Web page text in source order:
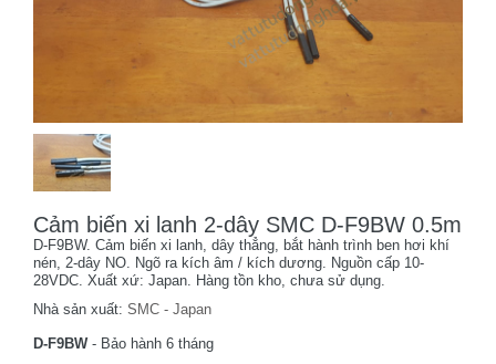
Cảm biến xi lanh 2-dây SMC D-F9BW 0.5m
D-F9BW. Cảm biến xi lanh, dây thẳng, bắt hành trình ben hơi khí
nén, 2-dây NO. Ngõ ra kích âm / kích dương. Nguồn cấp 10-
28VDC. Xuất xứ: Japan. Hàng tồn kho, chưa sử dụng.
Nhà sản xuất: SMC - Japan
D-F9BW- Bảo hành 6 tháng